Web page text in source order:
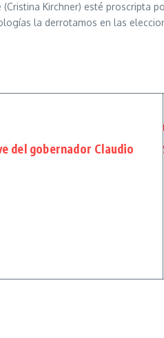
Kirchner) esté
la derrotamos en las
del gobernador Claudio